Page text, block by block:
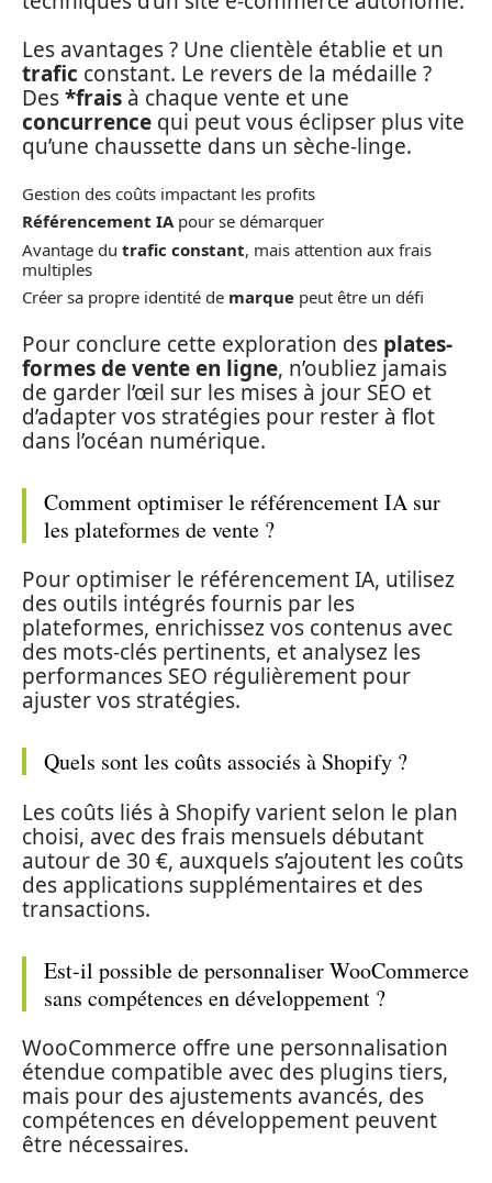
Les avantages ? Une clientèle établie et un
trafic constant. Le revers de la médaille ?
Des*frais à chaque vente et une
concurrence qui peut vous éclipser plus vite
qu’une chaussette dans un sèche-linge.
Gestion des coûts impactant les profits
Référencement IApour se démarquer
Avantage du trafic constant, mais attention aux frais
multiples
Créer sa propre identité de marque peut être un défi
Pour conclure cette exploration des plates-
formes de vente en ligne, n’oubliez jamais
de garder l’œil sur les mises à jour SEO et
d’adapter vos stratégies pour rester à flot
dans l’océan numérique.
Comment optimiser le référencement IA sur
les plateformes de vente ?
Pour optimiser le référencement IA, utilisez
des outils intégrés fournis par les
plateformes, enrichissez vos contenus avec
des mots-clés pertinents, et analysez les
performances SEO régulièrement pour
ajuster vos stratégies.
Quels sont les coûts associés à Shopify ?
Les coûts liés à Shopify varient selon le plan
choisi, avec des frais mensuels débutant
autour de 30 €, auxquels s’ajoutent les coûts
des applications supplémentaires et des
transactions.
Est-il possible de personnaliser WooCommerce
sans compétences en développement ?
WooCommerce offre une personnalisation
étendue compatible avec des plugins tiers,
mais pour des ajustements avancés, des
compétences en développement peuvent
être nécessaires.